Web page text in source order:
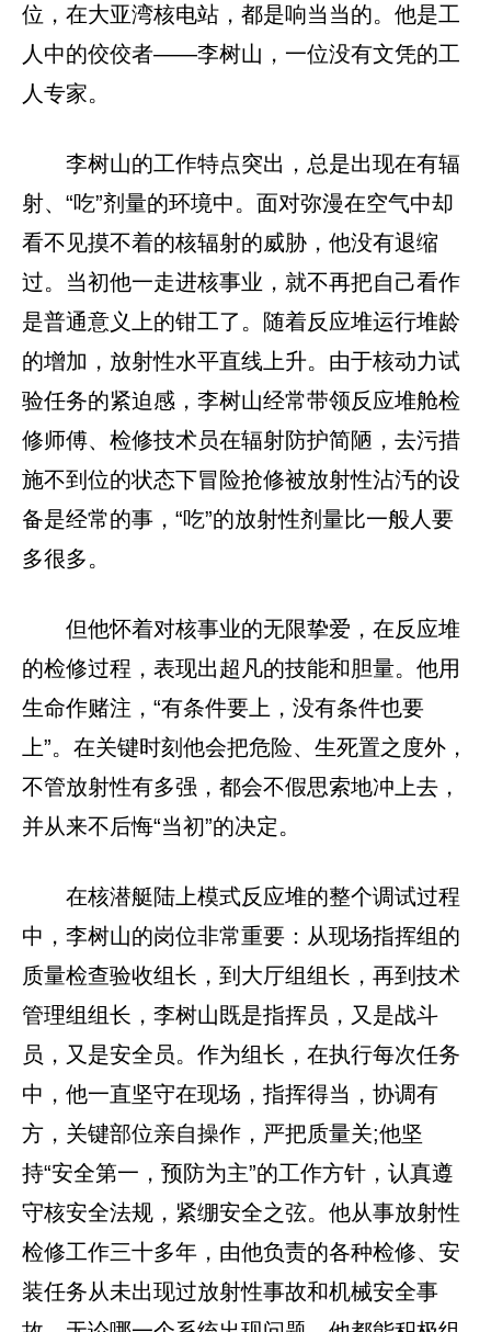
位，在大亚湾核电站，都是响当当的。他是工
人中的佼佼者——李树山，一位没有文凭的工
人专家。
李树山的工作特点突出，总是出现在有辐
射、“吃”剂量的环境中。面对弥漫在空气中却
看不见摸不着的核辐射的威胁，他没有退缩
过。当初他一走进核事业，就不再把自己看作
是普通意义上的钳工了。随着反应堆运行堆龄
的增加，放射性水平直线上升。由于核动力试
验任务的紧迫感，李树山经常带领反应堆舱检
修师傅、检修技术员在辐射防护简陋，去污措
施不到位的状态下冒险抢修被放射性沾汚的设
备是经常的事，“吃”的放射性剂量比一般人要
多很多。
但他怀着对核事业的无限挚爱，在反应堆
的检修过程，表现出超凡的技能和胆量。他用
生命作赌注，“有条件要上，没有条件也要
上”。在关键时刻他会把危险、生死置之度外，
不管放射性有多强，都会不假思索地冲上去，
并从来不后悔“当初”的决定。
在核潜艇陆上模式反应堆的整个调试过程
中，李树山的岗位非常重要：从现场指挥组的
质量检查验收组长，到大厅组组长，再到技术
管理组组长，李树山既是指挥员，又是战斗
员，又是安全员。作为组长，在执行每次任务
中，他一直坚守在现场，指挥得当，协调有
方，关键部位亲自操作，严把质量关;他坚
持“安全第一，预防为主”的工作方针，认真遵
守核安全法规，紧绷安全之弦。他从事放射性
检修工作三十多年，由他负责的各种检修、安
装任务从未出现过放射性事故和机械安全事